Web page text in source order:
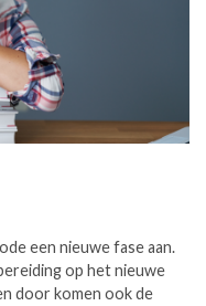
een nieuwe fase aan.
op het nieuwe
door komen ook de